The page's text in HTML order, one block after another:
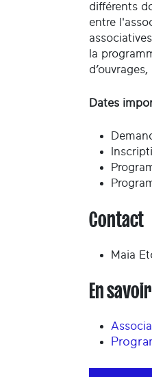
différents
entre
la
Dates
Contact
Maia
En